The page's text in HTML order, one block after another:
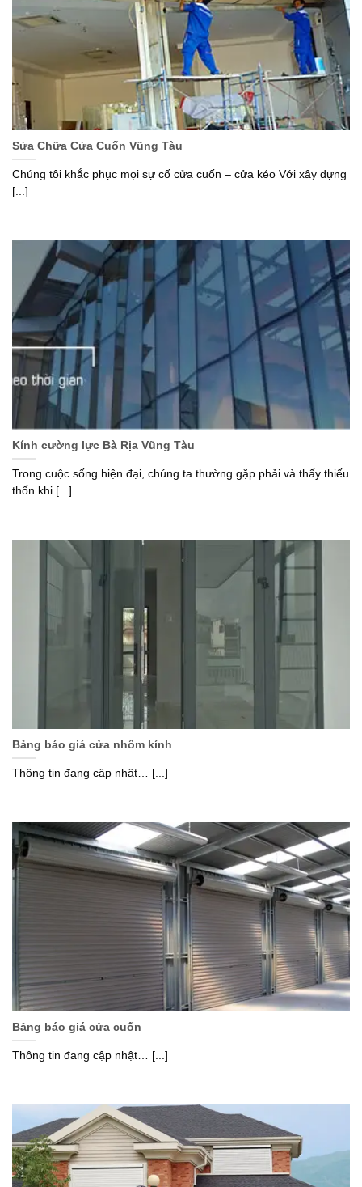
Sửa Chữa Cửa Cuốn Vũng Tàu
Chúng tôi khắc phục mọi sự cố cửa cuốn – cửa kéo Với xây dựng
[...]
Kính cường lực Bà Rịa Vũng Tàu
Trong cuộc sống hiện đại, chúng ta thường gặp phải và thấy thiếu
thốn khi [...]
Bảng báo giá cửa nhôm kính
Thông tin đang cập nhật… [...]
Bảng báo giá cửa cuốn
Thông tin đang cập nhật… [...]